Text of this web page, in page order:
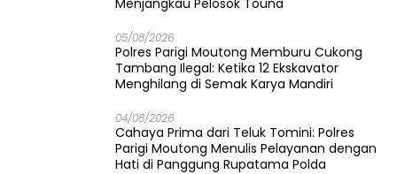
Menjangkau Pelosok Touna
05/08/2026
Polres Parigi Moutong Memburu Cukong
Tambang Ilegal: Ketika 12 Ekskavator
Menghilang di Semak Karya Mandiri
04/08/2026
Cahaya Prima dari Teluk Tomini: Polres
Parigi Moutong Menulis Pelayanan dengan
Hati di Panggung Rupatama Polda